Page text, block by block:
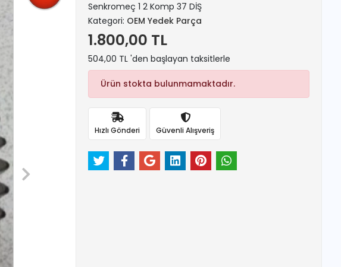
Senkromeç 1 2 Komp 37 DİŞ
Kategori: OEM Yedek Parça
1.800,00 TL
504,00 TL 'den başlayan taksitlerle
Ürün stokta bulunmamaktadır.
Hızlı Gönderi Güvenli Alışveriş